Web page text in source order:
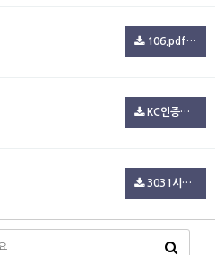
106.pdf(244.7K)
KC인증서 3.pdf(722.3K)
3031시험성적서.pdf(795.2K)